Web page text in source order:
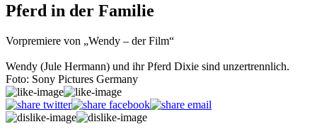
Pferd in der Familie
Vorpremiere von „Wendy – der Film“
Wendy (Jule Hermann) und ihr Pferd Dixie sind unzertrennlich.
Foto: Sony Pictures Germany